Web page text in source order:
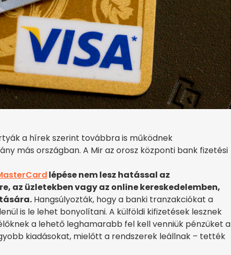
a hírek szerint továbbra is működnek
más országban. A Mir az orosz központi bank fizetési
lépése nem lesz hatással az
az üzletekben vagy az online kereskedelemben,
Hangsúlyozták, hogy a banki tranzakciókat a
is le lehet bonyolítani. A külföldi kifizetések lesznek
a lehető leghamarabb fel kell venniük pénzüket a
kiadásokat, mielőtt a rendszerek leállnak – tették